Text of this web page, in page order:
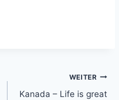
WEITER
Kanada – Life is great